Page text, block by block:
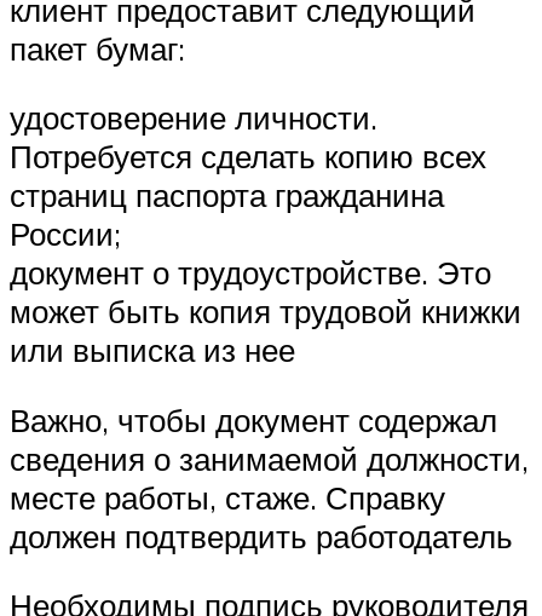
клиент предоставит следующий
пакет бумаг:
удостоверение личности.
Потребуется сделать копию всех
страниц паспорта гражданина
России;
документ о трудоустройстве. Это
может быть копия трудовой книжки
или выписка из нее
Важно, чтобы документ содержал
сведения о занимаемой должности,
месте работы, стаже. Справку
должен подтвердить работодатель
Необходимы подпись руководителя